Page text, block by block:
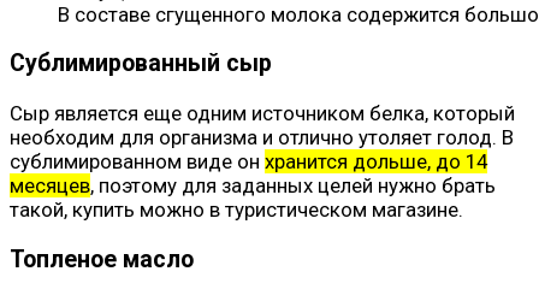
В составе сгущенного молока содержится
Сублимированный сыр
Сыр является еще одним источником белка, который
необходим для организма и отлично утоляет голод. В
сублимированном виде он хранится дольше, до 14
месяцев, поэтому для заданных целей нужно брать
такой, купить можно в туристическом магазине.
Топленое масло